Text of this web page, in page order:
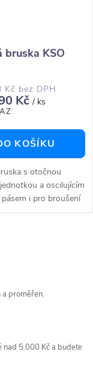
bruska KSO
Kč bez DPH
Kč/ ks
KOŠÍKU
s otočnou
a oscilujícím
i pro broušení
brusné jednotky
proměřen.
nad 5.000 Kč a budete